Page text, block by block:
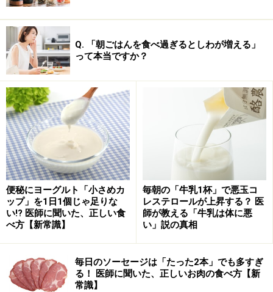
Q. 「朝ごはんを食べ過ぎるとしわが増える」
って本当ですか？
便秘にヨーグルト「小さめカ
ップ」を1日1個じゃ足りな
い!? 医師に聞いた、正しい食
べ方【新常識】
毎朝の「牛乳1杯」で悪玉コ
レステロールが上昇する？ 医
師が教える「牛乳は体に悪
い」説の真相
毎日のソーセージは「たった2本」でも多すぎ
る！ 医師に聞いた、正しいお肉の食べ方【新
常識】